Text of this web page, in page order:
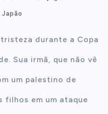
Japão
durante a Copa
Sua irmã, que não vê
um palestino de
filhos em um ataque